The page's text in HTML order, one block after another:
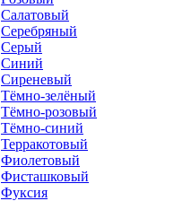
Салатовый
Серебряный
Серый
Синий
Сиреневый
Тёмно-зелёный
Тёмно-розовый
Тёмно-синий
Терракотовый
Фиолетовый
Фисташковый
Фуксия